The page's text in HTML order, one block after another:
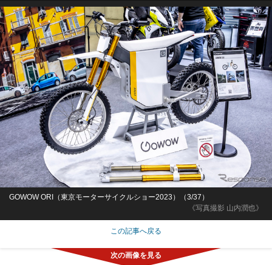
《写真撮影 山内潤也》
GOWOW ORI（東京モーターサイクルショー2023）（3/37）
この記事へ戻る